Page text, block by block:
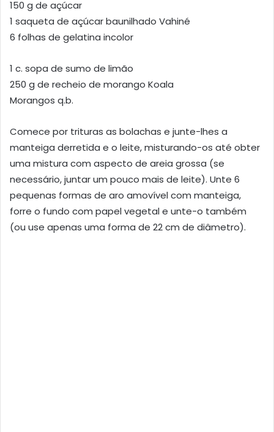
150 g de açúcar
1 saqueta de açúcar baunilhado Vahiné
6 folhas de gelatina incolor
1 c. sopa de sumo de limão
250 g de recheio de morango Koala
Morangos q.b.
Comece por trituras as bolachas e junte-lhes a
manteiga derretida e o leite, misturando-os até obter
uma mistura com aspecto de areia grossa (se
necessário, juntar um pouco mais de leite). Unte 6
pequenas formas de aro amovível com manteiga,
forre o fundo com papel vegetal e unte-o também
(ou use apenas uma forma de 22 cm de diâmetro).